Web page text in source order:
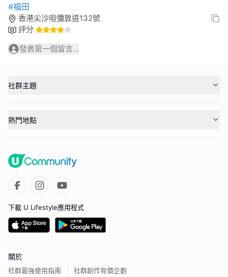
#福田
香港尖沙咀彌敦道132號
評分
發表第一個留言...
社群主題
熱門地點
下載 U Lifestyle應用程式
關於
社群最強使用指南 社群創作有價企劃